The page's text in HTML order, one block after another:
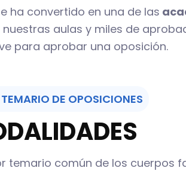
ha convertido en una de las
aulas y miles de
para aprobar una oposición.
DE OPOSICIONES
temario común de los cuerpos